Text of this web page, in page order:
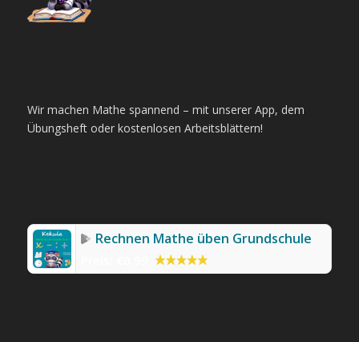
Wir machen Mathe spannend – mit unserer App, dem
Übungsheft oder kostenlosen Arbeitsblättern!
Rechnen Mathe üben Grundschule